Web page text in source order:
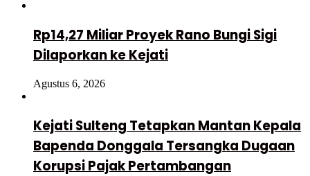
Rp14,27 Miliar Proyek Rano Bungi Sigi
Dilaporkan ke Kejati
Agustus 6, 2026
Kejati Sulteng Tetapkan Mantan Kepala
Bapenda Donggala Tersangka Dugaan
Korupsi Pajak Pertambangan